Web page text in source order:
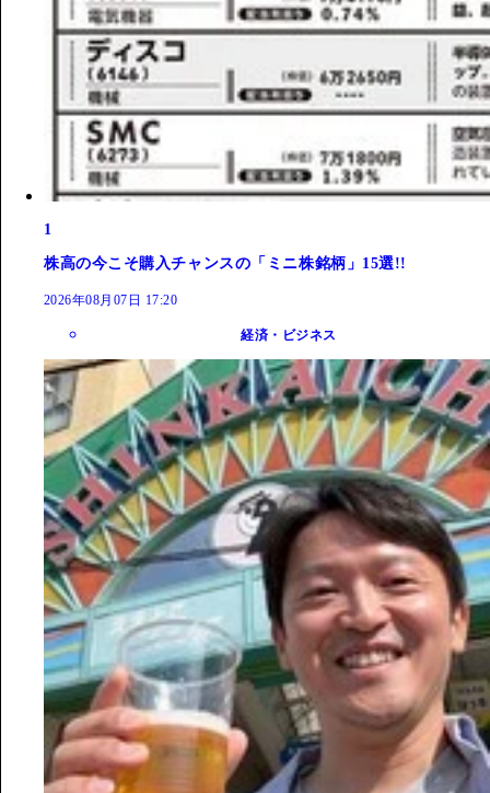
1
株高の今こそ購入チャンスの「ミニ株銘柄」15選!!
2026年08月07日 17:20
経済・ビジネス